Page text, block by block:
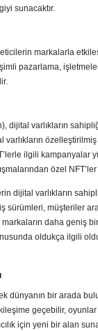
sunacaktır.
markalarla
pazarlama,
dijital varlıkların
ilgili kampanyalar
özel
dijital varlıkların
sürümleri, müşteriler
daha geniş
oldukça ilgili
dünyanın bir arada
geçebilir,
için yeni bir alan